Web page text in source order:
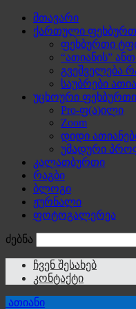
მთავარი
ქართული
ფეხბურთი
“ათიანის”
გვეშველება
საუბრები
უცხოური ფეხბურთი
Pro-ფ(ა)ილი
Zoom
დიდი
უმადური
კალათბურთი
რაგბი
ბლოგი
ჟურნალი
ფოტოგალერეა
ძებნა
ჩვენ შესახებ
კონტაქტი
ათიანი